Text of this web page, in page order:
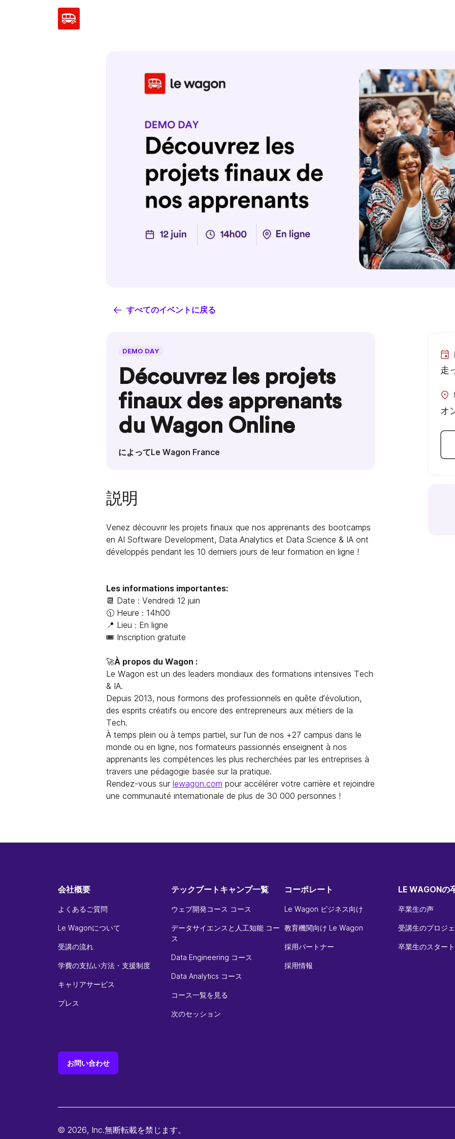
すべてのイベントに戻る
DEMO DAY
Découvrez les projets
finaux des apprenants
du Wagon Online
によってLe Wagon France
説明
Venez découvrir les projets finaux que nos apprenants des bootcamps
en AI Software Development, Data Analytics et Data Science & IA ont
développés pendant les 10 derniers jours de leur formation en ligne !
Les informations importantes:
📆 Date : Vendredi 12 juin
🕦 Heure : 14h00
📍 Lieu : En ligne
🎟️ Inscription gratuite
🚀À propos du Wagon :
Le Wagon est un des leaders mondiaux des formations intensives Tech
& IA.
Depuis 2013, nous formons des professionnels en quête d’évolution,
des esprits créatifs ou encore des entrepreneurs aux métiers de la
Tech.
À temps plein ou à temps partiel, sur l’un de nos +27 campus dans le
monde ou en ligne, nos formateurs passionnés enseignent à nos
apprenants les compétences les plus recherchées par les entreprises à
travers une pédagogie basée sur la pratique.
Rendez-vous sur lewagon.com pour accélérer votre carrière et rejoindre
une communauté internationale de plus de 30 000 personnes !
走
オ
会社概要
よくあるご質問
Le Wagonについて
受講の流れ
学費の支払い方法・支援制度
キャリアサービス
プレス
テックブートキャンプ一覧
ウェブ開発コース コース
データサイエンスと人工知能 コー
ス
Data Engineering コース
Data Analytics コース
コース一覧を見る
次のセッション
コーポレート
Le Wagon ビジネス向け
教育機関向け Le Wagon
採用パートナー
採用情報
LE WAGONの
卒業生の声
受講生のプロジ
卒業生のスター
お問い合わせ
© 2026, Inc.無断転載を禁じます。